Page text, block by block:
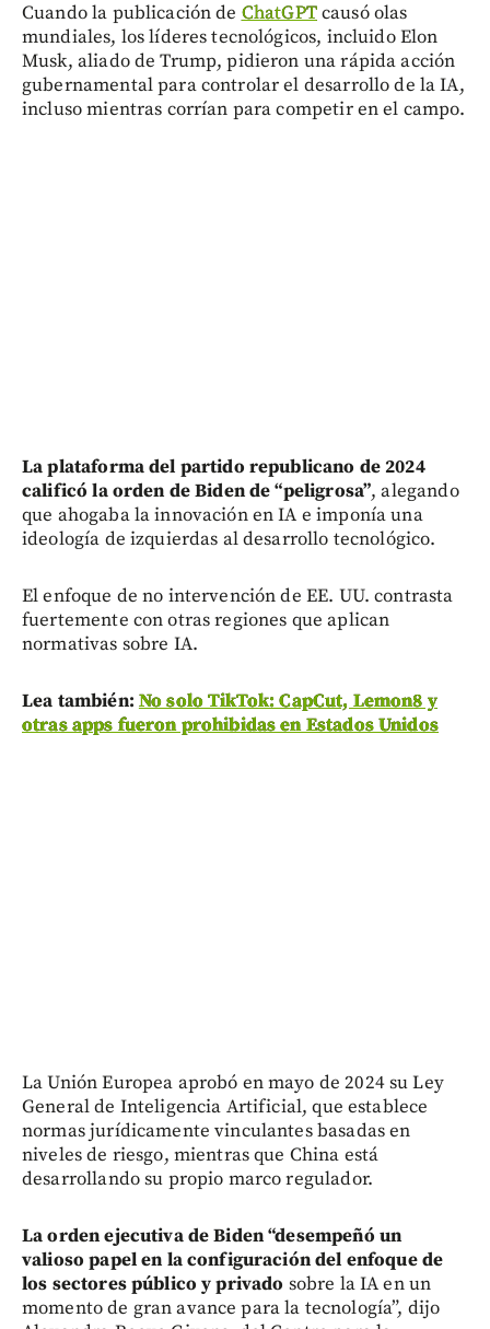
Cuando la publicación de ChatGPTcausó olas
mundiales, los líderes tecnológicos, incluido Elon
Musk, aliado de Trump, pidieron una rápida acción
gubernamental para controlar el desarrollo de la IA,
incluso mientras corrían para competir en el campo.
La plataforma del partido republicano de 2024
calificó la orden de Biden de “peligrosa”, alegando
que ahogaba la innovación en IA e imponía una
ideología de izquierdas al desarrollo tecnológico.
El enfoque de no intervención de EE. UU. contrasta
fuertemente con otras regiones que aplican
normativas sobre IA.
Lea también: No solo TikTok: CapCut, Lemon8 y
otras apps fueron prohibidas en Estados Unidos
La Unión Europea aprobó en mayo de 2024 su Ley
General de Inteligencia Artificial, que establece
normas jurídicamente vinculantes basadas en
niveles de riesgo, mientras que China está
desarrollando su propio marco regulador.
La orden ejecutiva de Biden “desempeñó un
valioso papel en la configuración del enfoque de
los sectores público y privado sobre la IA en un
momento de gran avance para la tecnología”, dijo